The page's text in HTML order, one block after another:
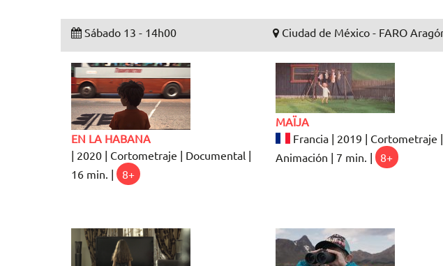
Sábado 13 - 14h00 Ciudad de México - FARO
EN LA HABANA
| 2020 | Cortometraje | Documental |
16 min. |
8+
MAÏJA
Francia | 2019 | Cortometraje |
Animación | 7 min. |
8+